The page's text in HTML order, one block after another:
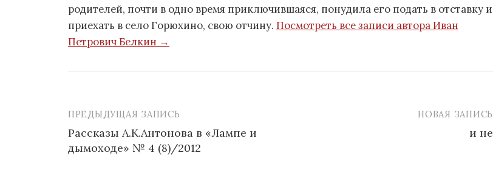
родителей, почти в одно время приключившаяся, понудила его подать в отставку и
приехать в село Горюхино, свою отчину. Посмотреть все записи автора Иван
Петрович Белкин →
Н
ПРЕДЫДУЩАЯ ЗАПИСЬ
Рассказы А.К.Антонова в «Лампе и
дымоходе» № 4 (8)/2012
НОВАЯ ЗАПИСЬ
и не